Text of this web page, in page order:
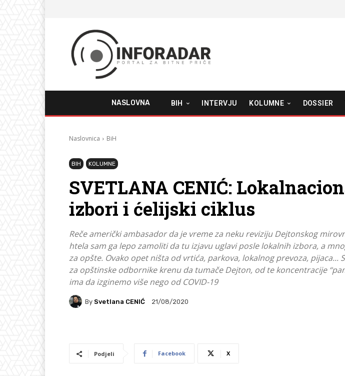
NASLOVNA BIH INTERVJU KOLUMNE DOSSIER
Naslovnica BiH
BIH KOLUMNE
SVETLANA CENIĆ:
izbori i ćelijski ciklus
Reče američki ambasador da je vreme za neku reviziju Dejtonskog
htela sam ga lepo zamoliti da tu izjavu uglavi posle lokalnih izbora, a
za opšte. Ovako opet ništa od vrtića, parkova, lokalnog prevoza, pijaca...
za opštinske odbornike krenu da tumače Dejton, od te koncentracije
ima da izginemo više nego od COVID-19
By Svetlana CENIĆ 21/08/2020
Podjeli Facebook X